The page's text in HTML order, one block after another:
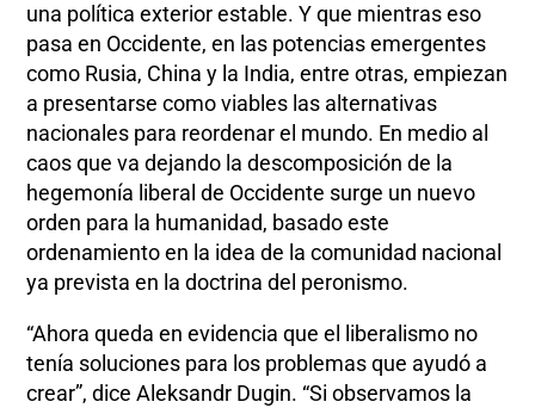
una política exterior estable. Y que mientras eso
pasa en Occidente, en las potencias emergentes
como Rusia, China y la India, entre otras, empiezan
a presentarse como viables las alternativas
nacionales para reordenar el mundo. En medio al
caos que va dejando la descomposición de la
hegemonía liberal de Occidente surge un nuevo
orden para la humanidad, basado este
ordenamiento en la idea de la comunidad nacional
ya prevista en la doctrina del peronismo.
“Ahora queda en evidencia que el liberalismo no
tenía soluciones para los problemas que ayudó a
crear”, dice Aleksandr Dugin. “Si observamos la